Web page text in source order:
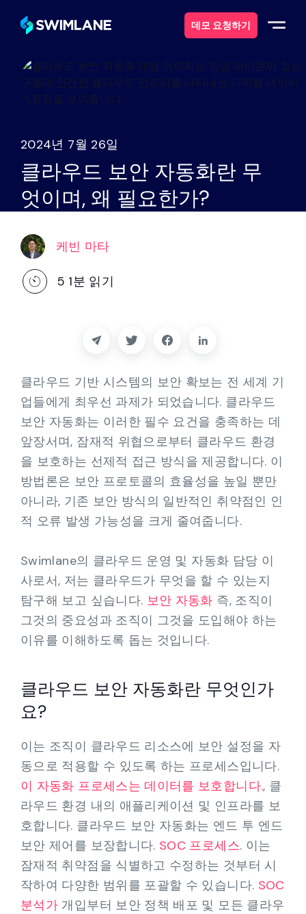
데모 요청하기
스윔레인이란 무엇일까요?
제품
서비스
자원
에 대한
블로그
지원하다
한국어
데모 요청하기
2024년 7월 26일
클라우드 보안 자동화란 무
엇이며, 왜 필요한가?
케빈 마타
5 1분 읽기
클라우드 기반 시스템의 보안 확보는 전 세계 기
업들에게 최우선 과제가 되었습니다. 클라우드
보안 자동화는 이러한 필수 요건을 충족하는 데
앞장서며, 잠재적 위협으로부터 클라우드 환경
을 보호하는 선제적 접근 방식을 제공합니다. 이
방법론은 보안 프로토콜의 효율성을 높일 뿐만
아니라, 기존 보안 방식의 일반적인 취약점인 인
적 오류 발생 가능성을 크게 줄여줍니다.
Swimlane의 클라우드 운영 및 자동화 담당 이
사로서, 저는 클라우드가 무엇을 할 수 있는지
탐구해 보고 싶습니다. 보안 자동화 즉, 조직이
그것의 중요성과 조직이 그것을 도입해야 하는
이유를 이해하도록 돕는 것입니다.
클라우드 보안 자동화란 무엇인가
요?
이는 조직이 클라우드 리소스에 보안 설정을 자
동으로 적용할 수 있도록 하는 프로세스입니다.
이 자동화 프로세스는 데이터를 보호합니다., 클
라우드 환경 내의 애플리케이션 및 인프라를 보
호합니다. 클라우드 보안 자동화는 엔드 투 엔드
보안 제어를 보장합니다. SOC 프로세스. 이는
잠재적 취약점을 식별하고 수정하는 것부터 시
작하여 다양한 범위를 포괄할 수 있습니다. SOC
분석가 개입부터 보안 정책 배포 및 모든 클라우